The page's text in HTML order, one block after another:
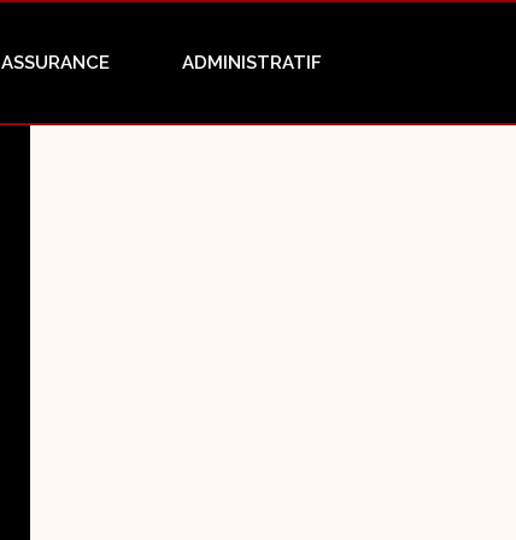
ASSURANCE ADMINISTRATIF